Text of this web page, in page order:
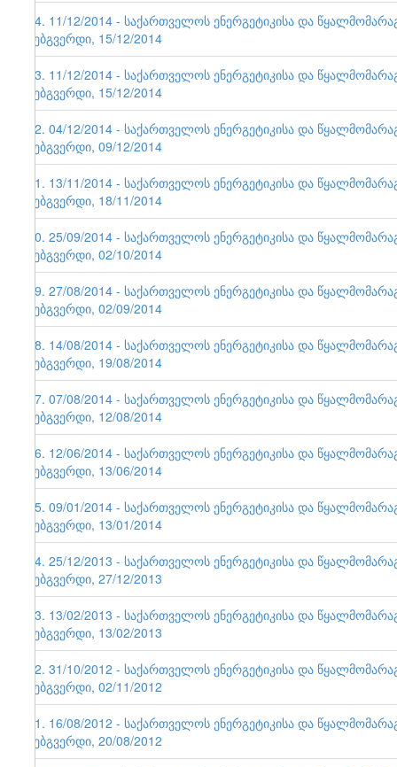
64. 11/12/2014 - საქართველოს ენერგეტიკისა და
ვებგვერდი, 15/12/2014
63. 11/12/2014 - საქართველოს ენერგეტიკისა და
ვებგვერდი, 15/12/2014
62. 04/12/2014 - საქართველოს ენერგეტიკისა და
ვებგვერდი, 09/12/2014
61. 13/11/2014 - საქართველოს ენერგეტიკისა და
ვებგვერდი, 18/11/2014
60. 25/09/2014 - საქართველოს ენერგეტიკისა და
ვებგვერდი, 02/10/2014
59. 27/08/2014 - საქართველოს ენერგეტიკისა და
ვებგვერდი, 02/09/2014
58. 14/08/2014 - საქართველოს ენერგეტიკისა და
ვებგვერდი, 19/08/2014
57. 07/08/2014 - საქართველოს ენერგეტიკისა და
ვებგვერდი, 12/08/2014
56. 12/06/2014 - საქართველოს ენერგეტიკისა და
ვებგვერდი, 13/06/2014
55. 09/01/2014 - საქართველოს ენერგეტიკისა და
ვებგვერდი, 13/01/2014
54. 25/12/2013 - საქართველოს ენერგეტიკისა და
ვებგვერდი, 27/12/2013
53. 13/02/2013 - საქართველოს ენერგეტიკისა და
ვებგვერდი, 13/02/2013
52. 31/10/2012 - საქართველოს ენერგეტიკისა და
ვებგვერდი, 02/11/2012
51. 16/08/2012 - საქართველოს ენერგეტიკისა და
ვებგვერდი, 20/08/2012